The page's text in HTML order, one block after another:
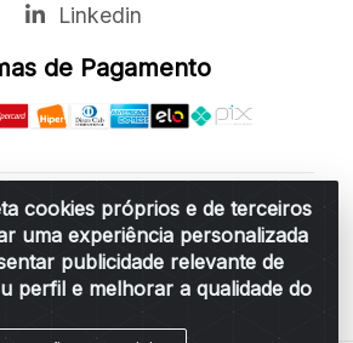
cookies próprios e de terceiros
uma experiência personalizada
publicidade relevante de
perfil e melhorar a qualidade do
Linkedin
de Pagamento
e Acessórios LTDA - R: Rua
Leopoldino Alves, 876 - Santa
SP - CEP 13.456-166 - CNPJ
06.314.073/0001-34